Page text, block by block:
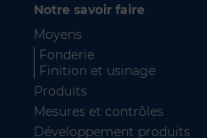
Notre savoir faire
Moyens
Fonderie
Finition et usinage
Produits
Mesures et contrôles
Développement produits